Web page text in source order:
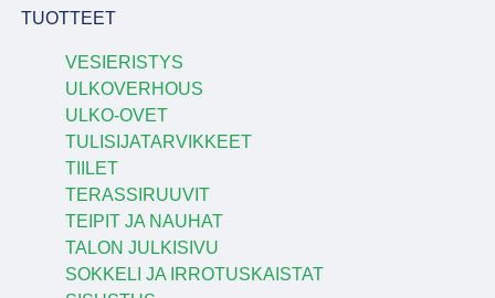
TUOTTEET
VESIERISTYS
ULKOVERHOUS
ULKO-OVET
TULISIJATARVIKKEET
TIILET
TERASSIRUUVIT
TEIPIT JA NAUHAT
TALON JULKISIVU
SOKKELI JA IRROTUSKAISTAT